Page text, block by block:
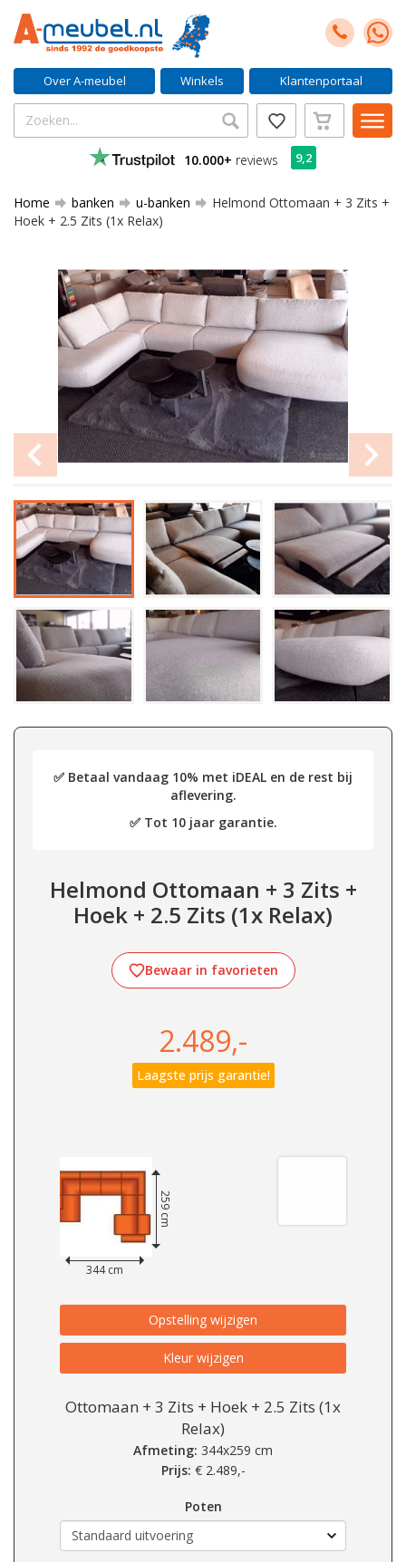
Over A-meubel Winkels Klantenportaal
10.000+ reviews 9,2
Home banken u-banken
Helmond Ottomaan + 3 Zits +
Hoek + 2.5 Zits (1x Relax)
✅ Betaal vandaag 10% met iDEAL en de rest bij
aflevering.
✅ Tot 10 jaar garantie.
Helmond Ottomaan + 3 Zits +
Hoek + 2.5 Zits (1x Relax)
Bewaar in favorieten
2.489,-
Laagste prijs garantie!
344 cm
259 cm
Opstelling wijzigen
Kleur wijzigen
Ottomaan + 3 Zits + Hoek + 2.5 Zits (1x
Relax)
Afmeting: 344x259 cm
Prijs: € 2.489,-
Poten